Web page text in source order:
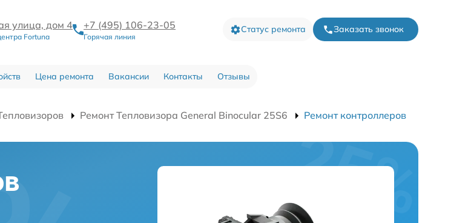
улица, дом 4
Fortuna
+7 (495) 106-23-05
Горячая линия
Статус ремонта Заказать звонок
Цена ремонта Вакансии Контакты Отзывы
Ремонт Тепловизора General Binocular 25S6 Ремонт контроллеров